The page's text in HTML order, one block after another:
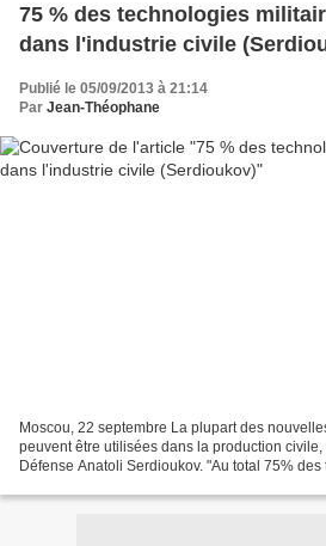
75 % des technologies
dans l'industrie civile
Publié le 05/09/2013 à 21:14
Par Jean-Théophane
Moscou, 22 septembre La plupart des
peuvent être utilisées dans la production
Défense Anatoli Serdioukov. "Au total 75%